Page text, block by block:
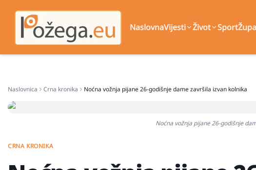
NaslovnaVijesti Život Sport
Naslovnica Crna kronika Noćna vožnja pijane 26-godišnje dame završila izvan kolnika
Noćna vožnja pijane 26-godišnje
CRNA KRONIKA